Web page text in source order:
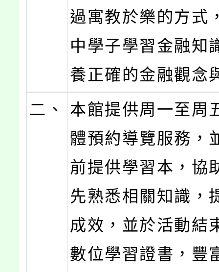
過寓教於樂的方式
中學子學習金融知
養正確的金融觀念
二、
本館提供周一至周
體預約導覽服務，
前提供學習本，協
先熟悉相關知識，
成效，並於活動結
數位學習證書，豐